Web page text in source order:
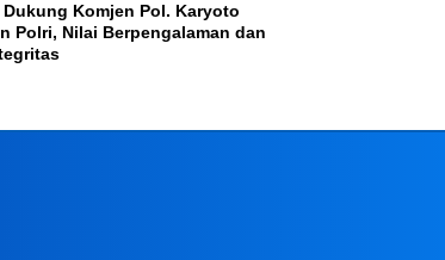
Dukung Komjen Pol. Karyoto
Polri, Nilai Berpengalaman dan